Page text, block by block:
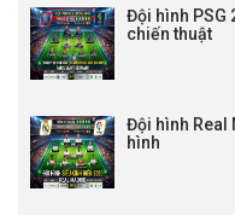
Đội hình PSG
chiến thuật
Đội hình Real
hình